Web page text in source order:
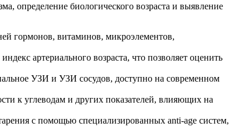
определение биологического возраста и выявление
гормонов, витаминов, микроэлементов,
артериального возраста, что позволяет оценить
УЗИ и УЗИ сосудов, доступно на современном
к углеводам и других показателей, влияющих на
с помощью специализированных anti-age систем,